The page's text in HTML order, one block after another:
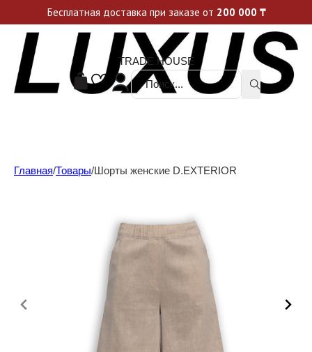
Уникальные акции и спецпредложения каждую неделю, не пропусти свой шанс
TRADE HOUSE
Поиск ...
Главная/Товары/Шорты женские D.EXTERIOR
Бесплатная доставка при заказе от 200 000 ₸